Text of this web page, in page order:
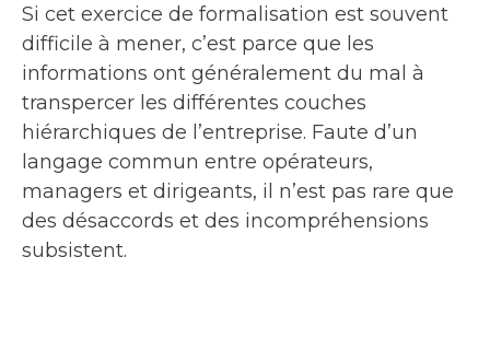
Si cet exercice de formalisation est souvent
difficile à mener, c’est parce que les
informations ont généralement du mal à
transpercer les différentes couches
hiérarchiques de l’entreprise. Faute d’un
langage commun entre opérateurs,
managers et dirigeants, il n’est pas rare que
des désaccords et des incompréhensions
subsistent.